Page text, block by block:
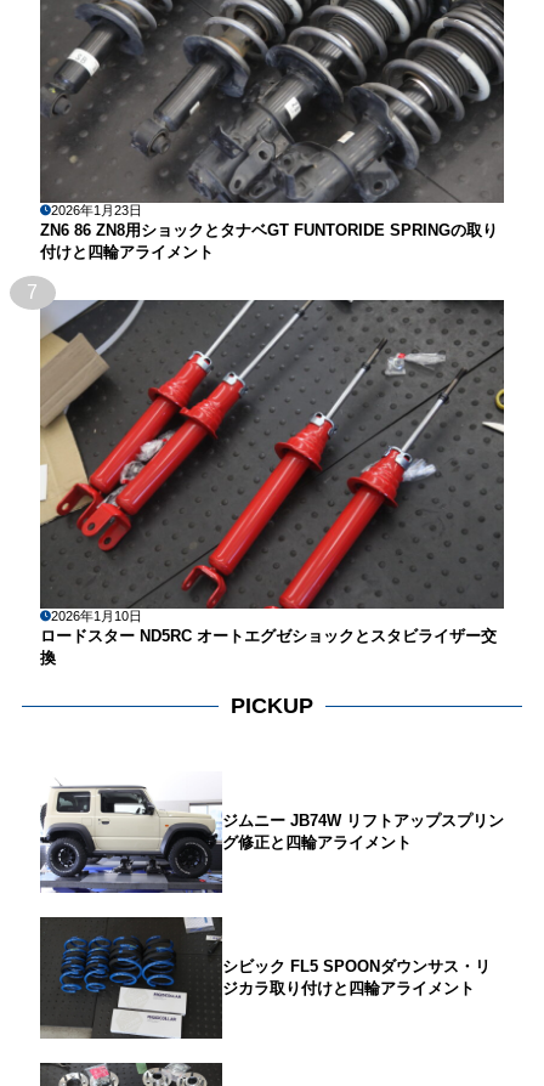
2026年1月23日
ZN6 86 ZN8用ショックとタナベGT FUNTORIDE SPRINGの取り
付けと四輪アライメント
7
2026年1月10日
ロードスター ND5RC オートエグゼショックとスタビライザー交
換
PICKUP
ジムニー JB74W リフトアップスプリン
グ修正と四輪アライメント
シビック FL5 SPOONダウンサス・リ
ジカラ取り付けと四輪アライメント